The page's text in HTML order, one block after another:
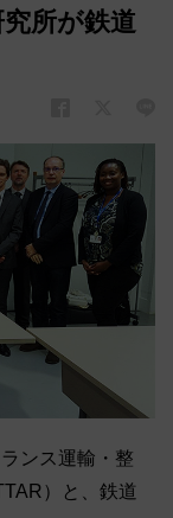
所が鉄道
ンス運輸・整
）と、鉄道